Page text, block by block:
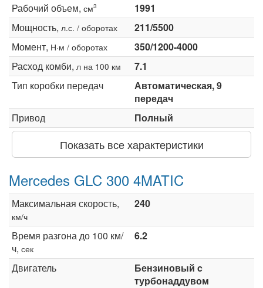
Рабочий объем, см3
1991
Мощность, л.с. / оборотах
211/5500
Момент, Н·м / оборотах
350/1200-4000
Расход комби, л на 100 км
7.1
Тип коробки передач
Автоматическая, 9
передач
Привод
Полный
Показать все характеристики
Mercedes GLC 300 4MATIC
Максимальная скорость,
км/ч
240
Время разгона до 100 км/
ч, сек
6.2
Двигатель
Бензиновый c
турбонаддувом